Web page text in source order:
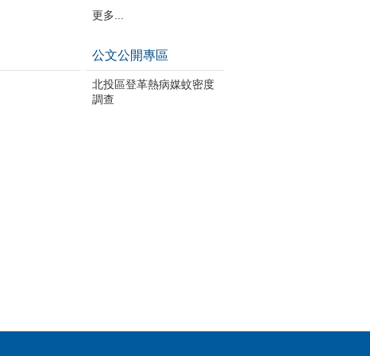
更多...
公文公開專區
北投區登革熱病媒蚊密度
調查